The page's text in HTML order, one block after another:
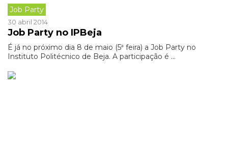
Job Party
30 abril 2014
Job Party no IPBeja
É já no próximo dia 8 de maio (5ª feira) a Job Party no
Instituto Politécnico de Beja. A participação é ...